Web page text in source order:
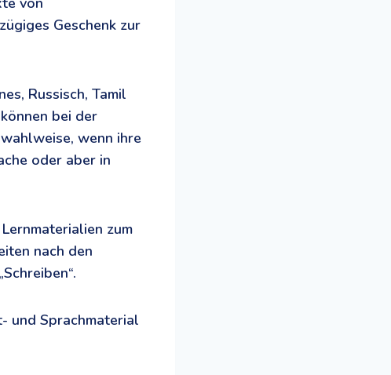
Geschenk zur
Russisch, Tamil
bei der
wenn ihre
oder aber in
zum
nach den
und Sprachmaterial